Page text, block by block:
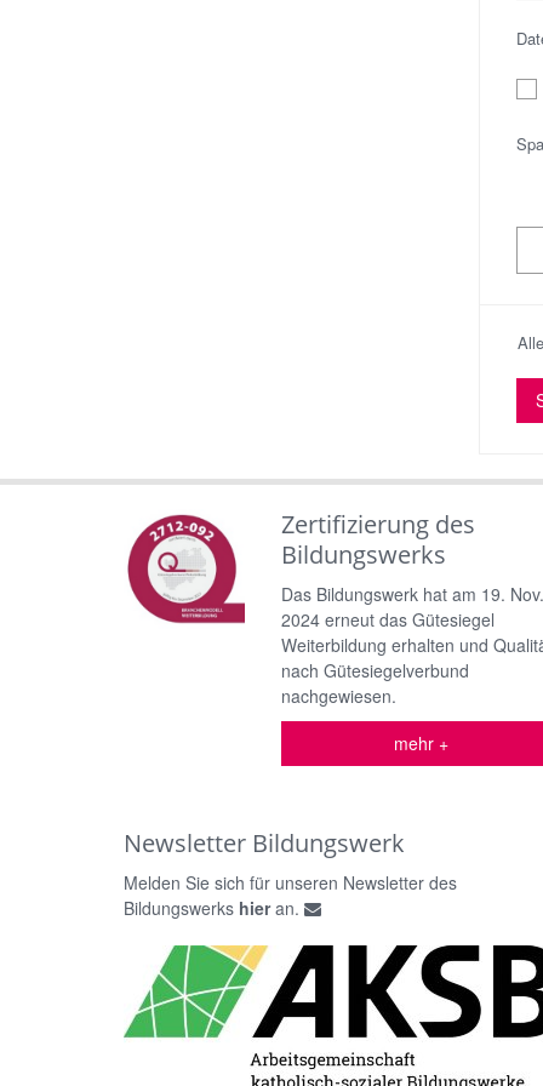
Zertifizierung des
Bildungswerks
Das Bildungswerk hat am 19. Nov.
2024 erneut das Gütesiegel
Weiterbildung erhalten und
nach Gütesiegelverbund
nachgewiesen.
mehr +
Newsletter Bildungswerk
Melden Sie sich für unseren Newsletter des
Bildungswerks hieran.